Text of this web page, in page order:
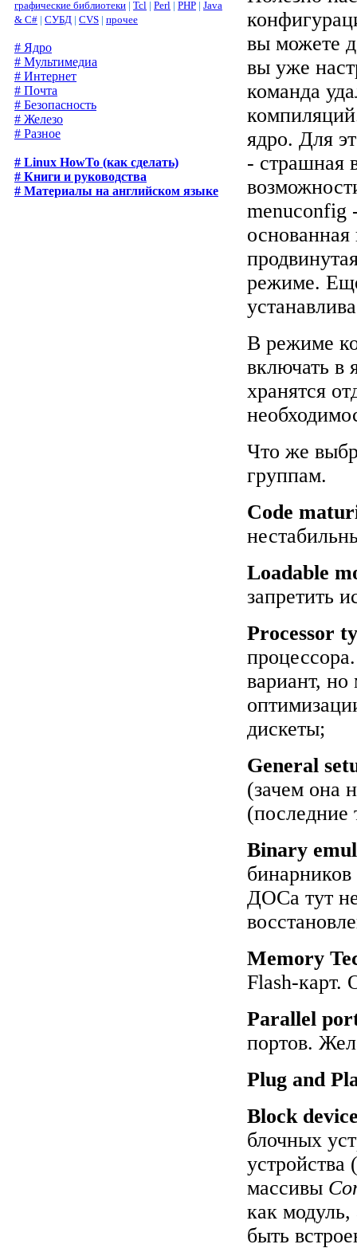
графические библиотеки | Tcl | Perl | PHP | Java
& C# | СУБД | CVS | прочее
# Ядро
# Мультимедиа
# Интернет
# Почта
# Безопасность
# Железо
# Разное
# Linux HowTo (как сделать)
# Книги и руководства
# Материалы на английском языке
вы можете
вы уже
команда
ядро. Для
- страшная
menuconfig
режиме.
В режиме
включать в
хранятся
Что же
группам.
Code
Loadable
запретить
Processor
вариант,
дискеты;
General
(зачем она
(последние
Binary
ДОСа тут
Memory
Flash-карт.
Parallel
портов.
Plug and
Block
блочных
устройства
массивы
как
быть